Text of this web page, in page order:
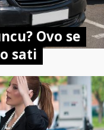
Ovo se
sati